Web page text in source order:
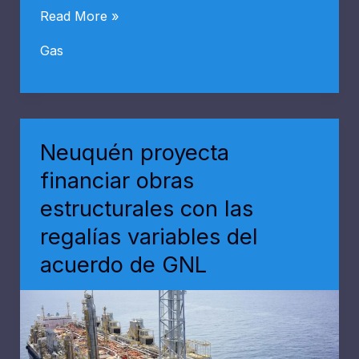
Gasoducto
más
de
USD
9.100
importaciones
energéticas
Read More »
Gas
Neuquén proyecta
financiar obras
estructurales con las
regalías variables del
acuerdo de GNL